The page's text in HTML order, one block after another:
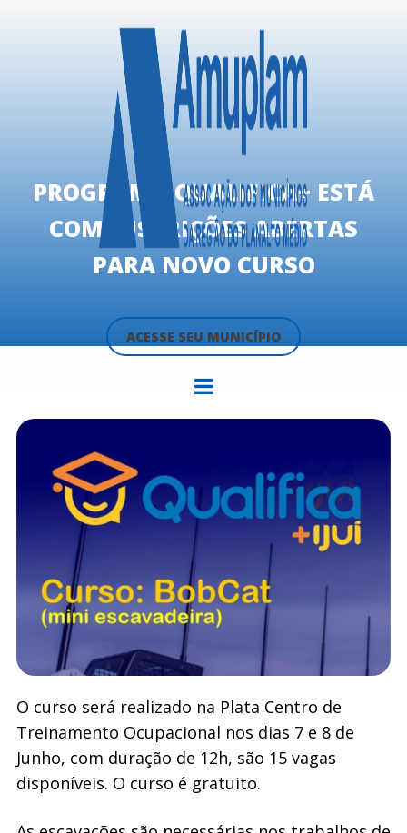
ACESSE SEU MUNICÍPIO
PROGRAMA QUALIFICA+ ESTÁ
COM INSCRIÇÕES ABERTAS
PARA NOVO CURSO
O curso será realizado na Plata Centro de
Treinamento Ocupacional nos dias 7 e 8 de
Junho, com duração de 12h, são 15 vagas
disponíveis. O curso é gratuito.